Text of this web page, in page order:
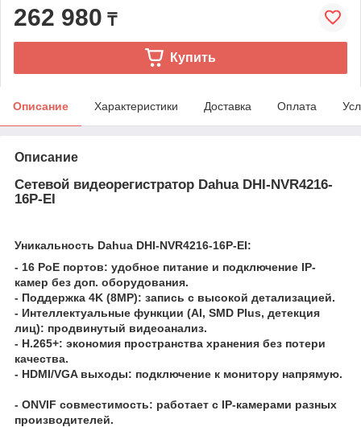
262 980 ₸
Купить
Описание Характеристики Доставка Оплата
Описание
Сетевой видеорегистратор Dahua DHI-NVR4216-
16P-EI
Уникальность Dahua DHI-NVR4216-16P-EI:
- 16 PoE портов: удобное питание и подключение IP-
камер без доп. оборудования.
- Поддержка 4K (8MP): запись с высокой детализацией.
- Интеллектуальные функции (AI, SMD Plus, детекция
лиц): продвинутый видеоанализ.
- H.265+: экономия пространства хранения без потери
качества.
- HDMI/VGA выходы: подключение к монитору напрямую.
- ONVIF совместимость: работает с IP-камерами разных
производителей.